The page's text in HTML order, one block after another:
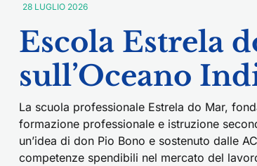
28 LUGLIO 2026
Escola Estrela
sull’Oceano
La scuola professionale Estrela do Mar,
formazione professionale e istruzione
un’idea di don Pio Bono e sostenuto dalle
competenze spendibili nel mercato del